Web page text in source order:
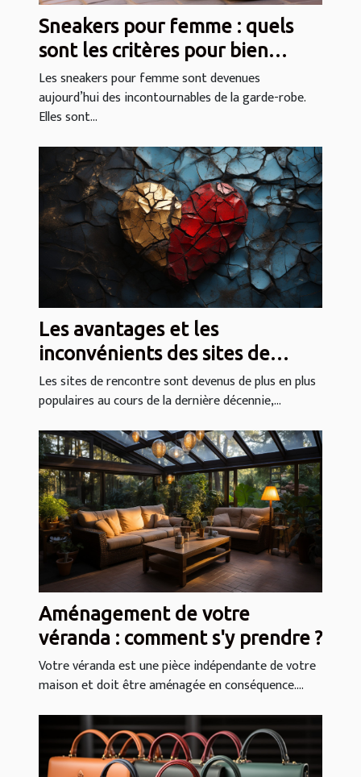
Sneakers pour femme : quels
sont les critères pour bien
choisir ?
Les sneakers pour femme sont devenues
aujourd’hui des incontournables de la garde-robe.
Elles sont...
Les avantages et les
inconvénients des sites de
rencontre
Les sites de rencontre sont devenus de plus en plus
populaires au cours de la dernière décennie,...
Aménagement de votre
véranda : comment s'y prendre ?
Votre véranda est une pièce indépendante de votre
maison et doit être aménagée en conséquence....